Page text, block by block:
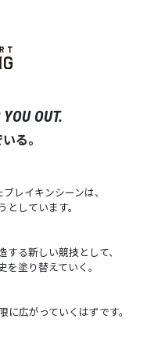
OUT.
る。
レイキンシーンは、
しています。
る新しい競技として、
塗り替えていく。
広がっていくはずです。